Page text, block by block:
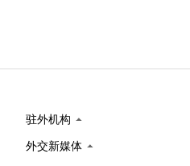
驻外机构
外交新媒体